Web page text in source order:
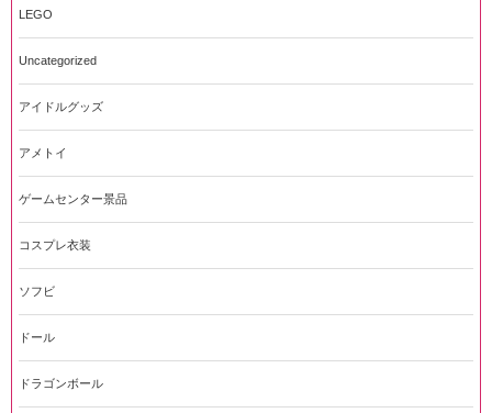
LEGO
Uncategorized
アイドルグッズ
アメトイ
ゲームセンター景品
コスプレ衣装
ソフビ
ドール
ドラゴンボール